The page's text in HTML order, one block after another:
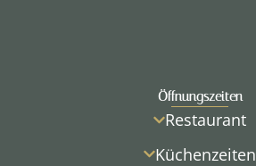
Öffnungszeiten
Restaurant
Küchenzeiten